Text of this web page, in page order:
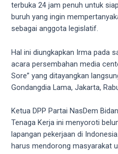
upload
porn
videos
website
several
formats.
18tube
Every
porn
terbuka 24 jam penuh untuk
buruh yang ingin
sebagai anggota legislatif.
Hal ini diungkapkan Irma pada
acara persembahan media
Sore” yang ditayangkan
Gondangdia Lama, Jakarta,
Ketua DPP Partai NasDem
Tenaga Kerja ini menyoroti
lapangan pekerjaan di
harus mendorong masyarakat